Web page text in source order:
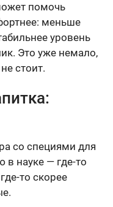
помочь
меньше
уровень
Это уже немало,
стоит.
со специями для
в науке — где-то
то скорее